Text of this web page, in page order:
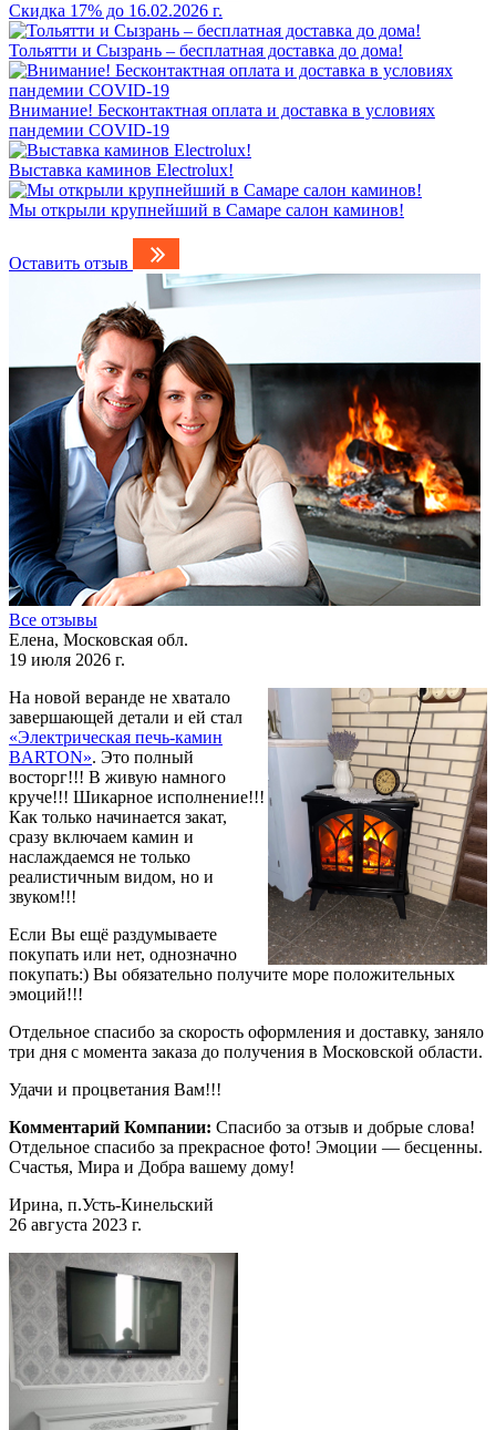
Скидка 17% до 16.02.2026 г.
Тольятти и Сызрань – бесплатная доставка до дома!
Внимание! Бесконтактная оплата и доставка в условиях
пандемии COVID-19
Выставка каминов Electrolux!
Мы открыли крупнейший в Самаре салон каминов!
Оставить отзыв
Все отзывы
Елена, Московская обл.
19 июля 2026 г.
На новой веранде не хватало
завершающей детали и ей стал
«Электрическая печь-камин
BARTON». Это полный
восторг!!! В живую намного
круче!!! Шикарное исполнение!!!
Как только начинается закат,
сразу включаем камин и
наслаждаемся не только
реалистичным видом, но и
звуком!!!
Если Вы ещё раздумываете
покупать или нет, однозначно
покупать:) Вы обязательно получите море положительных
эмоций!!!
Отдельное спасибо за скорость оформления и доставку, заняло
три дня с момента заказа до получения в Московской области.
Удачи и процветания Вам!!!
Комментарий Компании: Спасибо за отзыв и добрые слова!
Отдельное спасибо за прекрасное фото! Эмоции — бесценны.
Счастья, Мира и Добра вашему дому!
Ирина, п.Усть-Кинельский
26 августа 2023 г.